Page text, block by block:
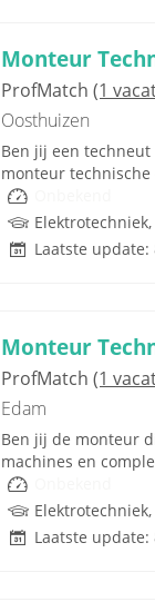
Monteur
ProfMatch (1
Oosthuizen
Ben jij een
monteur
Laatste update:
Monteur
ProfMatch (1
Edam
Ben jij de monteur
machines en
Laatste update: